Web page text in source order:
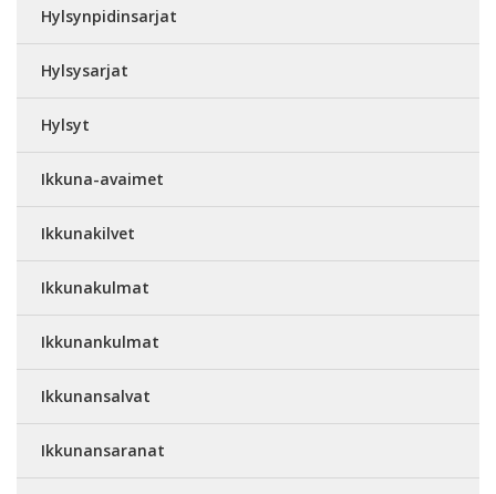
Hylsynpidinsarjat
Hylsysarjat
Hylsyt
Ikkuna-avaimet
Ikkunakilvet
Ikkunakulmat
Ikkunankulmat
Ikkunansalvat
Ikkunansaranat